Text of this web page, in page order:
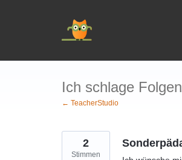
Ich schlage
← TeacherStudio
2
Stimmen